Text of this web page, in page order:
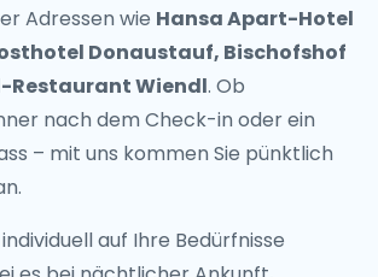
Adressen wie Hansa Apart-Hotel
Donaustauf, Bischofshof
Restaurant Wiendl. Ob
nach dem Check-in oder ein
– mit uns kommen Sie pünktlich
auf Ihre Bedürfnisse